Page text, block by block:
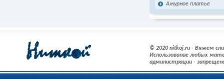
Ажурное платье
© 2020 nitkoj.ru - Вяжем
Использование любых
администрации -